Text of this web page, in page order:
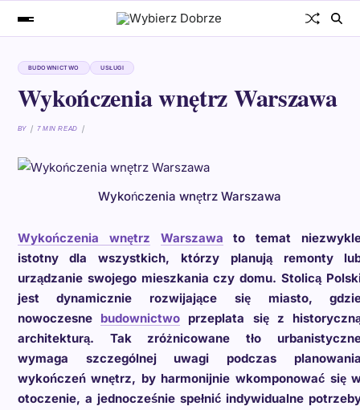
BUDOWNICTWO USŁUGI
Wykończenia wnętrz Warszawa
BY 7 MIN READ
Wykończenia wnętrz Warszawa
Wykończenia wnętrz Warszawa to temat
istotny dla wszystkich, którzy planują remonty
urządzanie swojego mieszkania czy domu. Stolicą
jest dynamicznie rozwijające się miasto,
nowoczesne budownictwoprzeplata się z
architekturą. Tak zróżnicowane tło
wymaga szczególnej uwagi podczas
wykończeń wnętrz, by harmonijnie wkomponować się
otoczenie, a jednocześnie spełnić indywidualne